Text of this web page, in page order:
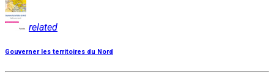
related
Gouverner les territoires du Nord